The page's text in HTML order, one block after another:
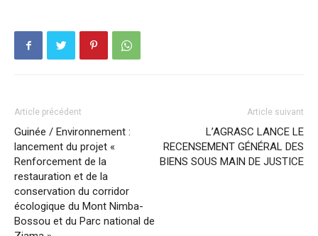
Article précédent
Guinée / Environnement :
lancement du projet «
Renforcement de la
restauration et de la
conservation du corridor
écologique du Mont Nimba-
Bossou et du Parc national de
Article suivant
L’AGRASC LANCE LE
RECENSEMENT GÉNÉRAL DES
BIENS SOUS MAIN DE JUSTICE